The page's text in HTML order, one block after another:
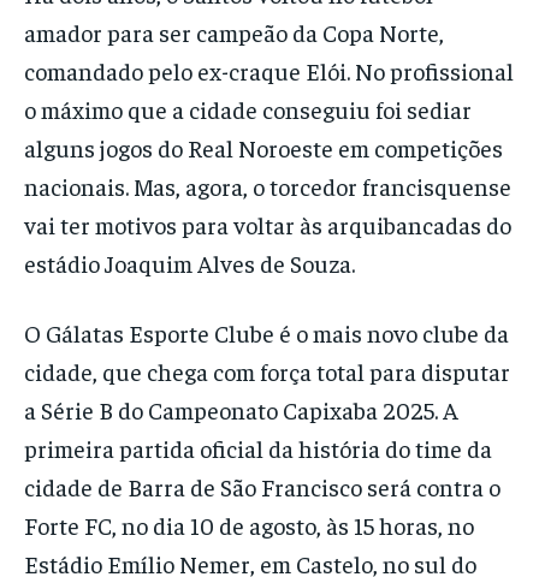
amador para ser campeão da Copa Norte,
comandado pelo ex-craque Elói. No profissional
o máximo que a cidade conseguiu foi sediar
alguns jogos do Real Noroeste em competições
nacionais. Mas, agora, o torcedor francisquense
vai ter motivos para voltar às arquibancadas do
estádio Joaquim Alves de Souza.
O Gálatas Esporte Clube é o mais novo clube da
cidade, que chega com força total para disputar
a Série B do Campeonato Capixaba 2025. A
primeira partida oficial da história do time da
cidade de Barra de São Francisco será contra o
Forte FC, no dia 10 de agosto, às 15 horas, no
Estádio Emílio Nemer, em Castelo, no sul do